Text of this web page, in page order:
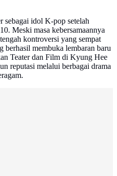
sebagai idol K-pop setelah
Meski masa kebersamaannya
kontroversi yang sempat
berhasil membuka lembaran baru
Teater dan Film di Kyung Hee
reputasi melalui berbagai drama